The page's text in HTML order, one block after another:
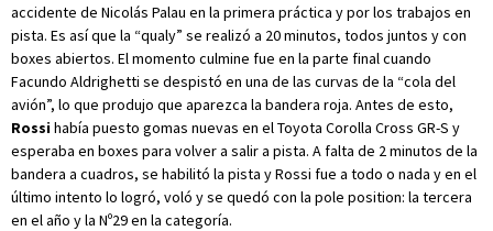
accidente de Nicolás Palau en la primera práctica y por los trabajos en
pista. Es así que la “qualy” se realizó a 20 minutos, todos juntos y con
boxes abiertos. El momento culmine fue en la parte final cuando
Facundo Aldrighetti se despistó en una de las curvas de la “cola del
avión”, lo que produjo que aparezca la bandera roja. Antes de esto,
Rossihabía puesto gomas nuevas en el Toyota Corolla Cross GR-S y
esperaba en boxes para volver a salir a pista. A falta de 2 minutos de la
bandera a cuadros, se habilitó la pista y Rossi fue a todo o nada y en el
último intento lo logró, voló y se quedó con la pole position: la tercera
en el año y la Nº29 en la categoría.